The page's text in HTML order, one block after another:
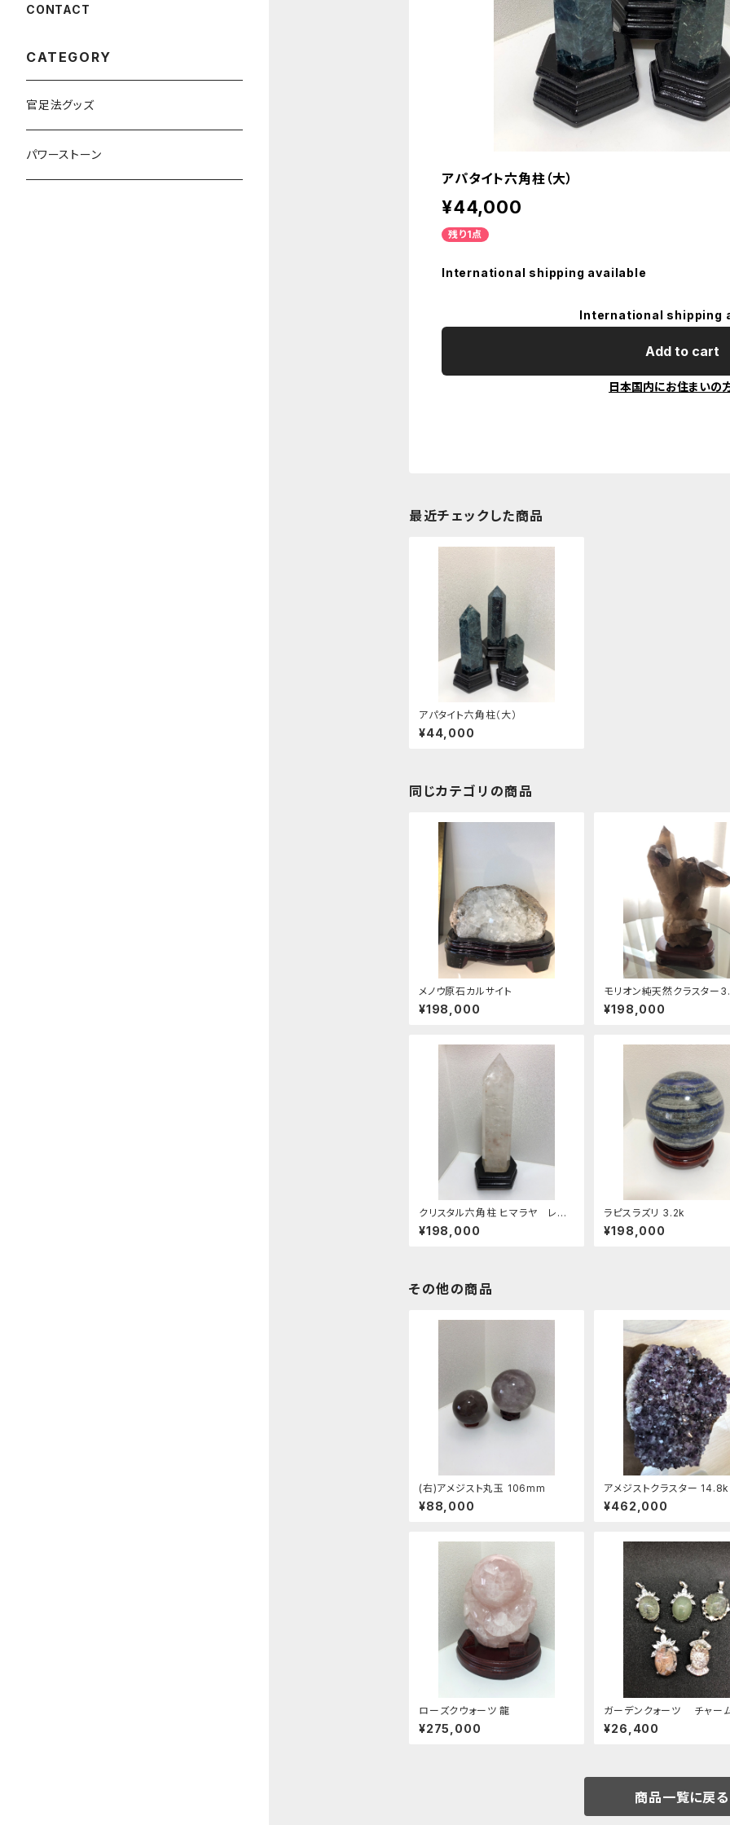
アパタイト六角柱（大）
¥44,000
残り1点
International shipping available
International shipping
Add to cart
日本国内にお住まいの
最近チェックした商品
アパタイト六角柱（大）
¥44,000
同じカテゴリの商品
メノウ原石カルサイト
¥198,000
モリオン純天然クラスター
¥198,000
クリスタル六角柱 ヒマラヤ レイ
ンボー入り
¥198,000
ラピスラズリ 3.2k
¥198,000
その他の商品
(右)アメジスト丸玉 106mm
¥88,000
アメジストクラスター 14.8k
¥462,000
ローズクウォーツ 龍
¥275,000
ガーデンクォーツ チャー
¥26,400
商品一覧に戻る
CONTACT
CATEGORY
官足法グッズ
パワーストーン